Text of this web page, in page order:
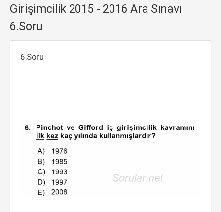
Girişimcilik 2015 - 2016 Ara Sınavı
6.Soru
6.Soru